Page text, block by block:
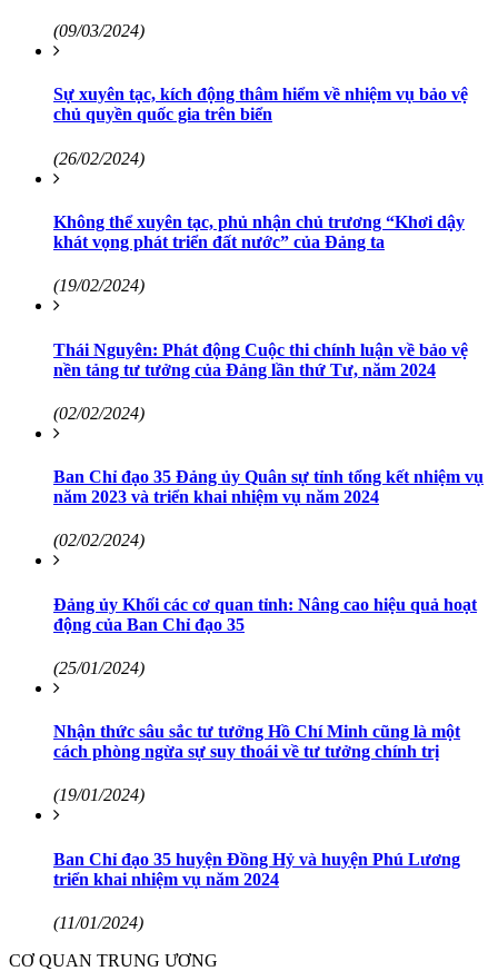
(09/03/2024)
Sự xuyên tạc, kích động thâm hiểm về nhiệm vụ bảo vệ
chủ quyền quốc gia trên biển
(26/02/2024)
Không thể xuyên tạc, phủ nhận chủ trương “Khơi dậy
khát vọng phát triển đất nước” của Đảng ta
(19/02/2024)
Thái Nguyên: Phát động Cuộc thi chính luận về bảo vệ
nền tảng tư tưởng của Đảng lần thứ Tư, năm 2024
(02/02/2024)
Ban Chỉ đạo 35 Đảng ủy Quân sự tỉnh tổng kết nhiệm vụ
năm 2023 và triển khai nhiệm vụ năm 2024
(02/02/2024)
Đảng ủy Khối các cơ quan tỉnh: Nâng cao hiệu quả hoạt
động của Ban Chỉ đạo 35
(25/01/2024)
Nhận thức sâu sắc tư tưởng Hồ Chí Minh cũng là một
cách phòng ngừa sự suy thoái về tư tưởng chính trị
(19/01/2024)
Ban Chỉ đạo 35 huyện Đồng Hỷ và huyện Phú Lương
triển khai nhiệm vụ năm 2024
(11/01/2024)
CƠ QUAN TRUNG ƯƠNG